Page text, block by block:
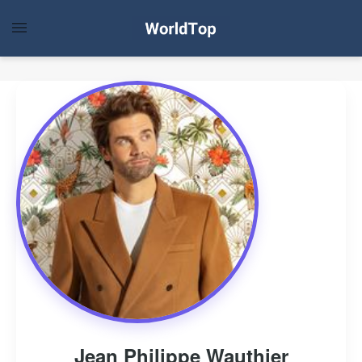
Jean Philippe Wauthier